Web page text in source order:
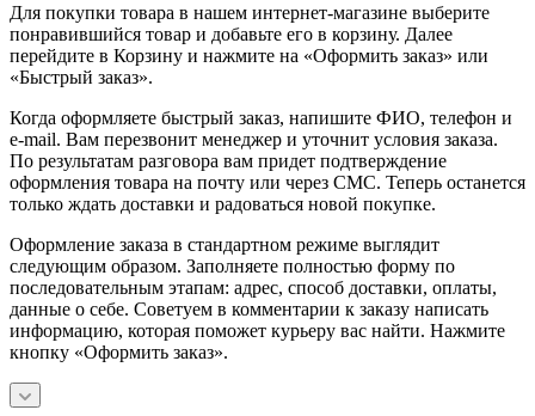
Для покупки товара в нашем интернет-магазине выберите
понравившийся товар и добавьте его в корзину. Далее
перейдите в Корзину и нажмите на «Оформить заказ» или
«Быстрый заказ».
Когда оформляете быстрый заказ, напишите ФИО, телефон и
e-mail. Вам перезвонит менеджер и уточнит условия заказа.
По результатам разговора вам придет подтверждение
оформления товара на почту или через СМС. Теперь останется
только ждать доставки и радоваться новой покупке.
Оформление заказа в стандартном режиме выглядит
следующим образом. Заполняете полностью форму по
последовательным этапам: адрес, способ доставки, оплаты,
данные о себе. Советуем в комментарии к заказу написать
информацию, которая поможет курьеру вас найти. Нажмите
кнопку «Оформить заказ».